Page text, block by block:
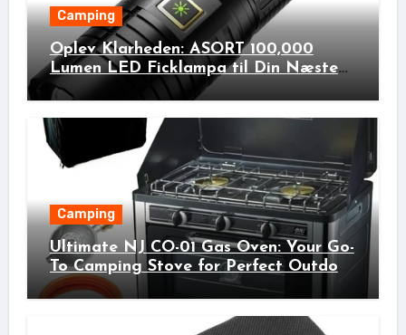
Camping
Oplev Klarheden: ASORT 100,000
Lumen LED Ficklampa til Din Næste
Udendørs Eventyr!
Camping
Ultimate NJ CO-01 Gas Oven: Your Go-
To Camping Stove for Perfect Outdoor
Cooking!